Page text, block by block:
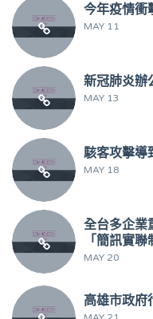
今年疫情衝
MAY 11
新冠肺炎辦
MAY 13
駭客攻擊導
MAY 18
全台多企業
「簡訊實
MAY 20
高雄市政府